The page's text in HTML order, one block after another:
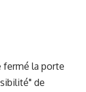
fermé la porte
de